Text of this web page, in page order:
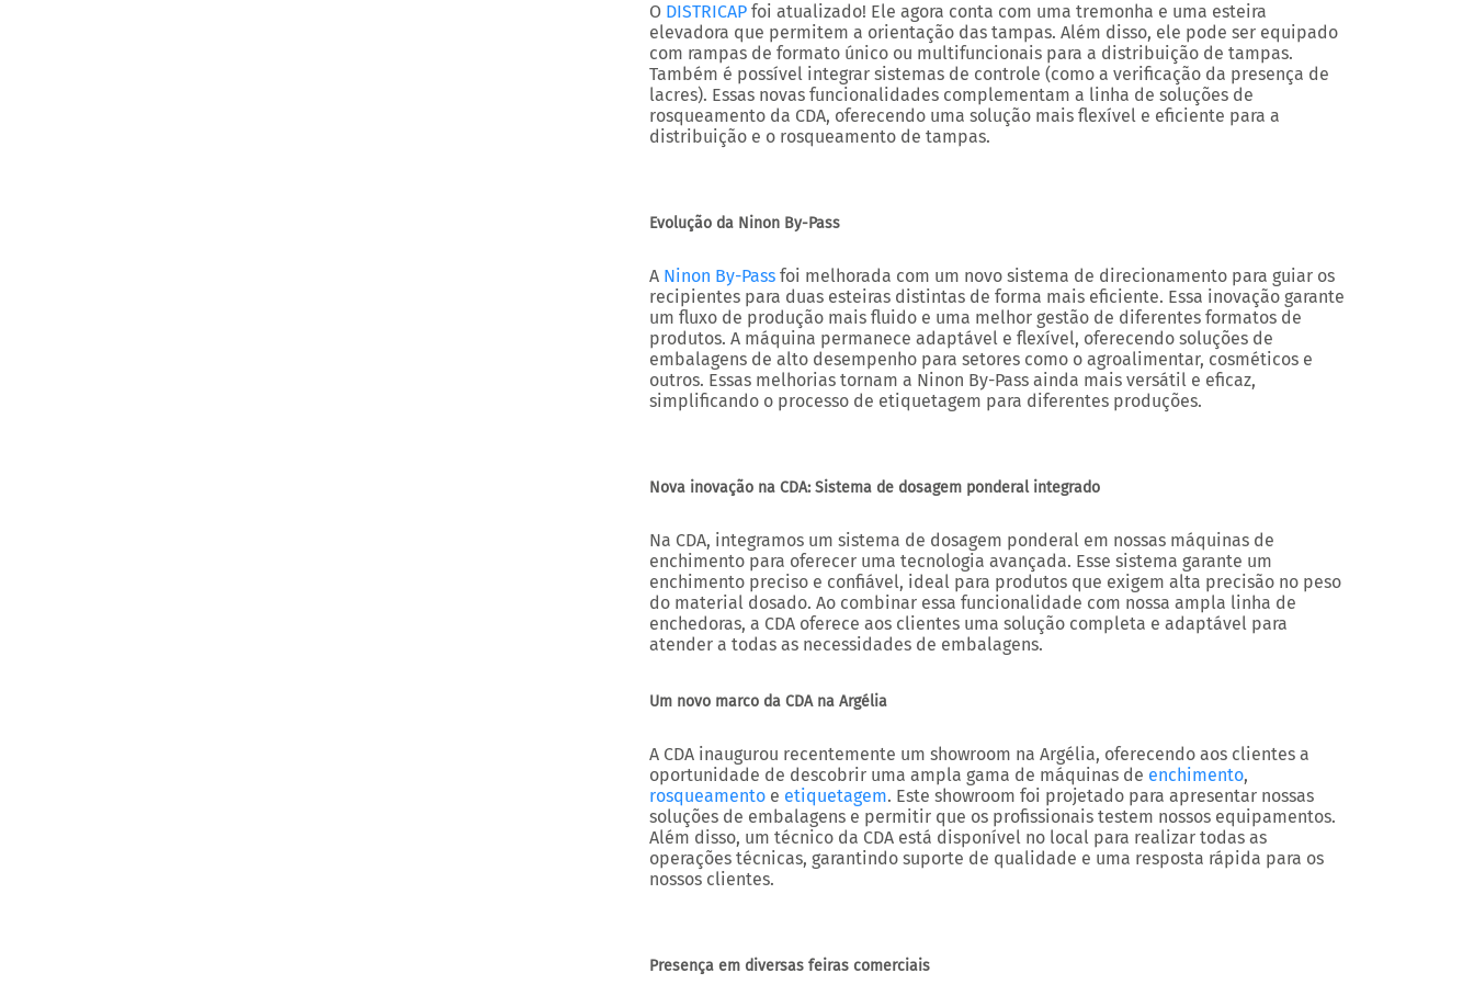
O DISTRICAP foi atualizado! Ele agora conta com uma tremonha e uma esteira
elevadora que permitem a orientação das tampas. Além disso, ele pode ser equipado
com rampas de formato único ou multifuncionais para a distribuição de tampas.
Também é possível integrar sistemas de controle (como a verificação da presença de
lacres). Essas novas funcionalidades complementam a linha de soluções de
rosqueamento da CDA, oferecendo uma solução mais flexível e eficiente para a
distribuição e o rosqueamento de tampas.
Evolução da Ninon By-Pass
A Ninon By-Pass foi melhorada com um novo sistema de direcionamento para guiar os
recipientes para duas esteiras distintas de forma mais eficiente. Essa inovação garante
um fluxo de produção mais fluido e uma melhor gestão de diferentes formatos de
produtos. A máquina permanece adaptável e flexível, oferecendo soluções de
embalagens de alto desempenho para setores como o agroalimentar, cosméticos e
outros. Essas melhorias tornam a Ninon By-Pass ainda mais versátil e eficaz,
simplificando o processo de etiquetagem para diferentes produções.
Nova inovação na CDA: Sistema de dosagem ponderal integrado
Na CDA, integramos um sistema de dosagem ponderal em nossas máquinas de
enchimento para oferecer uma tecnologia avançada. Esse sistema garante um
enchimento preciso e confiável, ideal para produtos que exigem alta precisão no peso
do material dosado. Ao combinar essa funcionalidade com nossa ampla linha de
enchedoras, a CDA oferece aos clientes uma solução completa e adaptável para
atender a todas as necessidades de embalagens.
Um novo marco da CDA na Argélia
A CDA inaugurou recentemente um showroom na Argélia, oferecendo aos clientes a
oportunidade de descobrir uma ampla gama de máquinas de enchimento,
rosqueamento e etiquetagem. Este showroom foi projetado para apresentar nossas
soluções de embalagens e permitir que os profissionais testem nossos equipamentos.
Além disso, um técnico da CDA está disponível no local para realizar todas as
operações técnicas, garantindo suporte de qualidade e uma resposta rápida para os
nossos clientes.
Presença em diversas feiras comerciais